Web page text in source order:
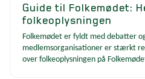
Guide til Folkemødet:
folkeoplysningen
Folkemødet er fyldt med debatter
medlemsorganisationer er stærkt
over folkeoplysningen på